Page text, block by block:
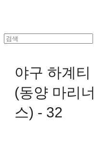
야구 하계티
(동양 마리너
스) - 32